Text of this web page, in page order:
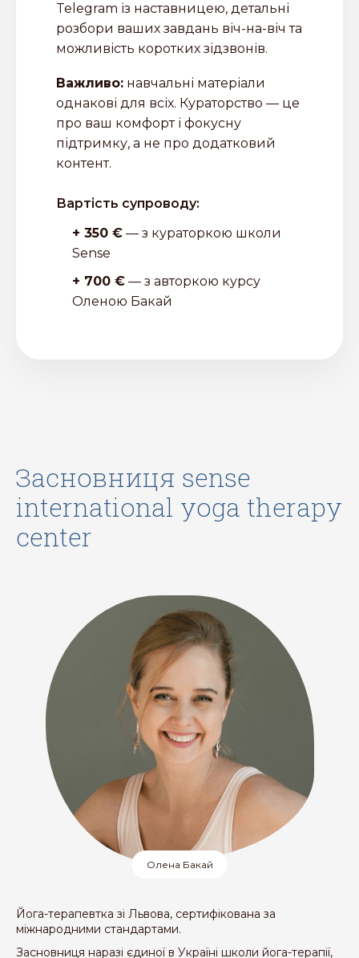
Telegram із наставницею, детальні
розбори ваших завдань віч-на-віч та
можливість коротких зідзвонів.
Важливо: навчальні матеріали
однакові для всіх. Кураторство — це
про ваш комфорт і фокусну
підтримку, а не про додатковий
контент.
Вартість супроводу:
+ 350 € — з кураторкою школи
Sense
+ 700 € — з авторкою курсу
Оленою Бакай
засновниця sense
international yoga therapy
center
Олена Бакай
Йога-терапевтка зі Львова, сертифікована за
міжнародними стандартами.
Засновниця наразі єдиної в Україні школи йога-терапії,